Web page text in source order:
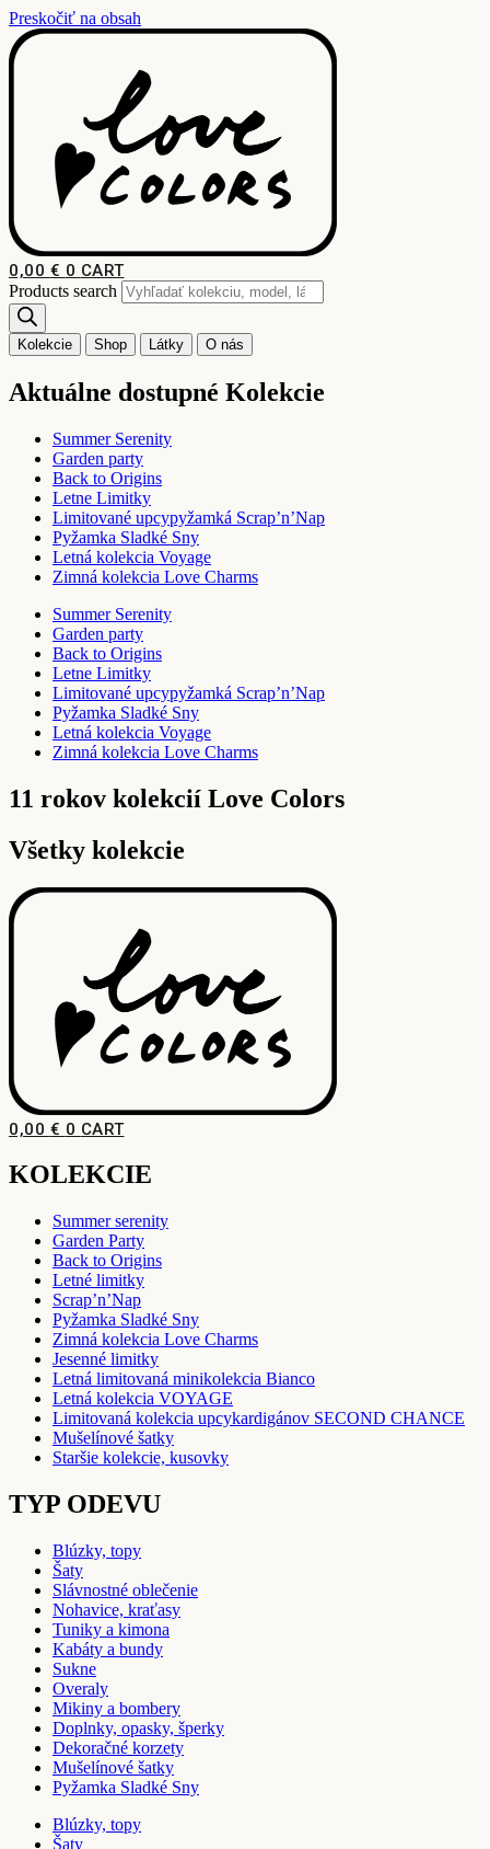
Preskočiť na obsah
0,00 € 0 CART
Products search
Kolekcie Shop Látky O nás
Aktuálne dostupné Kolekcie
Summer Serenity
Garden party
Back to Origins
Letne Limitky
Limitované upcypyžamká Scrap’n’Nap
Pyžamka Sladké Sny
Letná kolekcia Voyage
Zimná kolekcia Love Charms
Summer Serenity
Garden party
Back to Origins
Letne Limitky
Limitované upcypyžamká Scrap’n’Nap
Pyžamka Sladké Sny
Letná kolekcia Voyage
Zimná kolekcia Love Charms
11 rokov kolekcií Love Colors
Všetky kolekcie
0,00 € 0 CART
KOLEKCIE
Summer serenity
Garden Party
Back to Origins
Letné limitky
Scrap’n’Nap
Pyžamka Sladké Sny
Zimná kolekcia Love Charms
Jesenné limitky
Letná limitovaná minikolekcia Bianco
Letná kolekcia VOYAGE
Limitovaná kolekcia upcykardigánov SECOND CHANCE
Mušelínové šatky
Staršie kolekcie, kusovky
TYP ODEVU
Blúzky, topy
Šaty
Slávnostné oblečenie
Nohavice, kraťasy
Tuniky a kimona
Kabáty a bundy
Sukne
Overaly
Mikiny a bombery
Doplnky, opasky, šperky
Dekoračné korzety
Mušelínové šatky
Pyžamka Sladké Sny
Blúzky, topy
Šaty